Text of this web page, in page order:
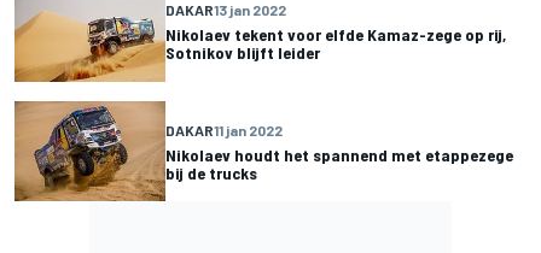
DAKAR13 jan 2022
Nikolaev tekent voor elfde Kamaz-zege op rij,
Sotnikov blijft leider
DAKAR11 jan 2022
Nikolaev houdt het spannend met etappezege
bij de trucks